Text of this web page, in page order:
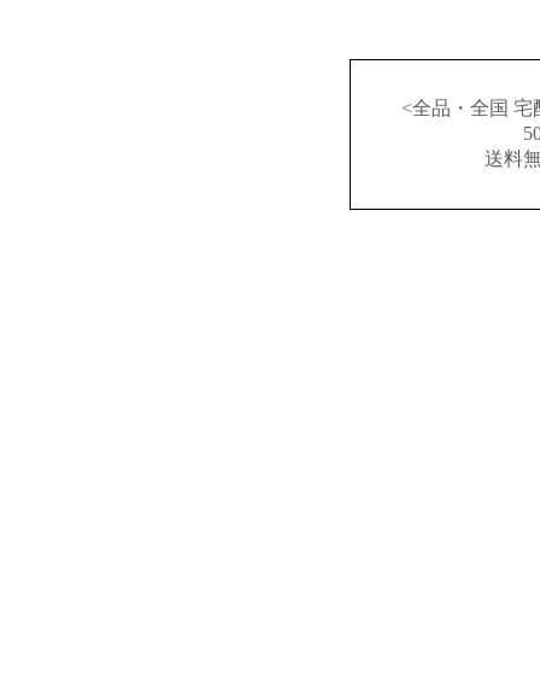
<全品・全国
送料